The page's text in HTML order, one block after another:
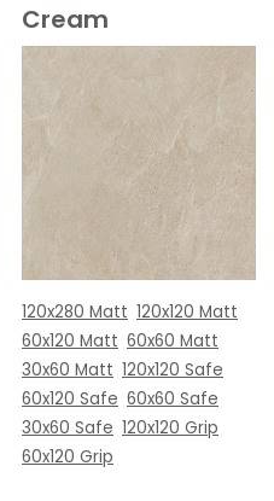
Cream
120x280 Matt 120x120 Matt
60x120 Matt 60x60 Matt
30x60 Matt 120x120 Safe
60x120 Safe 60x60 Safe
30x60 Safe 120x120 Grip
60x120 Grip